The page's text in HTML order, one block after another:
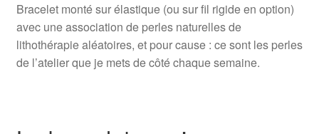
Bracelet monté sur élastique (ou sur fil rigide en option)
avec une association de perles naturelles de
lithothérapie aléatoires, et pour cause : ce sont les perles
de l’atelier que je mets de côté chaque semaine.